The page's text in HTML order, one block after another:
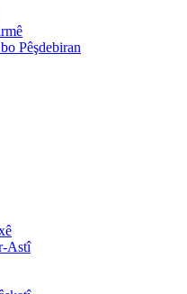
Pêşdebiran
Astî